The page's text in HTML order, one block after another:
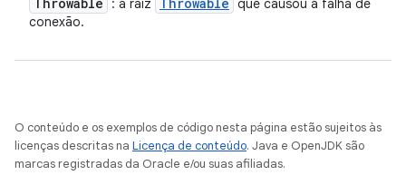
: a raiz
que causou a falha de
conexão.
O conteúdo e os exemplos de código nesta página estão sujeitos às
licenças descritas na Licença de conteúdo. Java e OpenJDK são
marcas registradas da Oracle e/ou suas afiliadas.